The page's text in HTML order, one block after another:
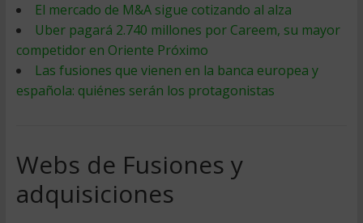
El mercado de M&A sigue cotizando al alza
Uber pagará 2.740 millones por Careem, su mayor
competidor en Oriente Próximo
Las fusiones que vienen en la banca europea y
española: quiénes serán los protagonistas
Webs de Fusiones y
adquisiciones